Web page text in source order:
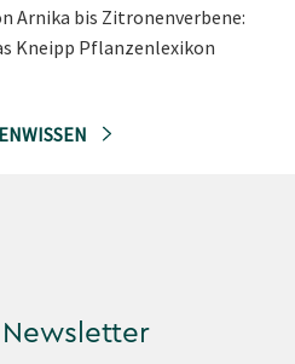
Arnika bis Zitronenverbene:
Kneipp Pflanzenlexikon